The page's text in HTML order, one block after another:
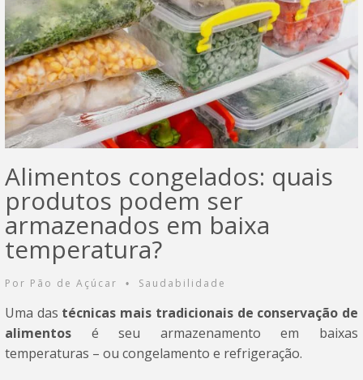
Alimentos congelados: quais
produtos podem ser
armazenados em baixa
temperatura?
Por Pão de Açúcar • Saudabilidade
Uma das técnicas mais tradicionais de conservação de
alimentos é seu armazenamento em baixas
temperaturas – ou congelamento e refrigeração.